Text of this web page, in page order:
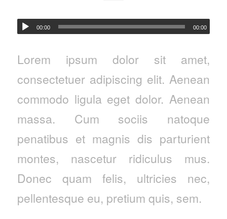
00:00 00:00
Lorem ipsum dolor sit amet,
consectetuer adipiscing elit. Aenean
commodo ligula eget dolor. Aenean
massa. Cum sociis natoque
penatibus et magnis dis parturient
montes, nascetur ridiculus mus.
Donec quam felis, ultricies nec,
pellentesque eu, pretium quis, sem.